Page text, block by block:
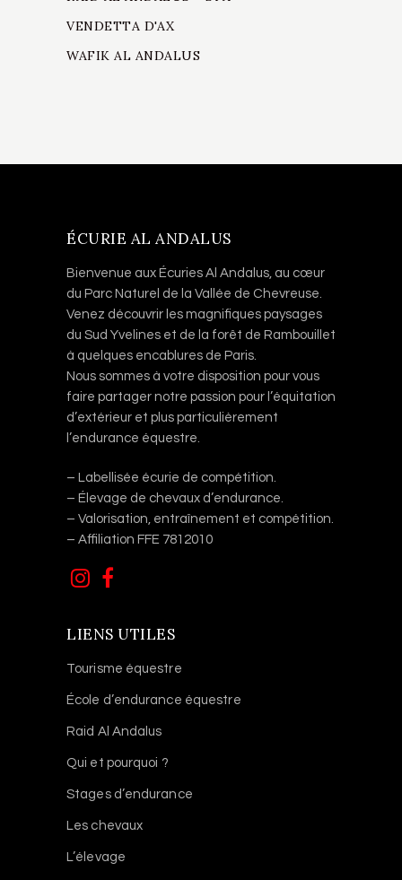
VENDETTA D'AX
WAFIK AL ANDALUS
ÉCURIE AL ANDALUS
Bienvenue aux Écuries Al Andalus, au cœur
du Parc Naturel de la Vallée de Chevreuse.
Venez découvrir les magnifiques paysages
du Sud Yvelines et de la forêt de Rambouillet
à quelques encablures de Paris.
Nous sommes à votre disposition pour vous
faire partager notre passion pour l’équitation
d’extérieur et plus particulièrement
l’endurance équestre.
– Labellisée écurie de compétition.
– Élevage de chevaux d’endurance.
– Valorisation, entraînement et compétition.
– Affiliation FFE 7812010
LIENS UTILES
Tourisme équestre
École d’endurance équestre
Raid Al Andalus
Qui et pourquoi ?
Stages d’endurance
Les chevaux
L’élevage